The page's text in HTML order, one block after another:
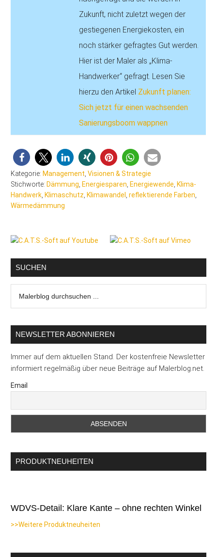
Zukunft, nicht zuletzt wegen der
gestiegenen Energiekosten, ein
noch stärker gefragtes Gut werden.
Hier ist der Maler als „Klima-
Handwerker“ gefragt. Lesen Sie
hierzu den Artikel Zukunft planen:
Sich jetzt für einen wachsenden
Sanierungsboom wappnen
Kategorie: Management ,Visionen & Strategie
Stichworte: Dämmung Energiesparen Energiewende Klima-
Handwerk Klimaschutz Klimawandel ,reflektierende Farben
Wärmedämmung
Seitenspalte
SUCHEN
durchsuchen
NEWSLETTER ABONNIEREN
Immer auf dem aktuellen Stand. Der kostenfreie Newsletter
informiert regelmäßig über neue Beiträge auf Malerblog.net.
Email
PRODUKTNEUHEITEN
WDVS-Detail: Klare Kante – ohne rechten Winkel
>>Weitere Produktneuheiten